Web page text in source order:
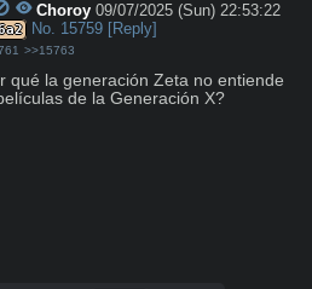
Choroy 09/07/2025 (Sun) 22:53:22
No. 15759 [Reply]
>>15763
qué la generación Zeta no entiende
de la Generación X?